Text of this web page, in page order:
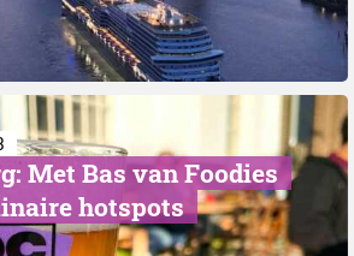
Met Bas van Foodies
hotspots